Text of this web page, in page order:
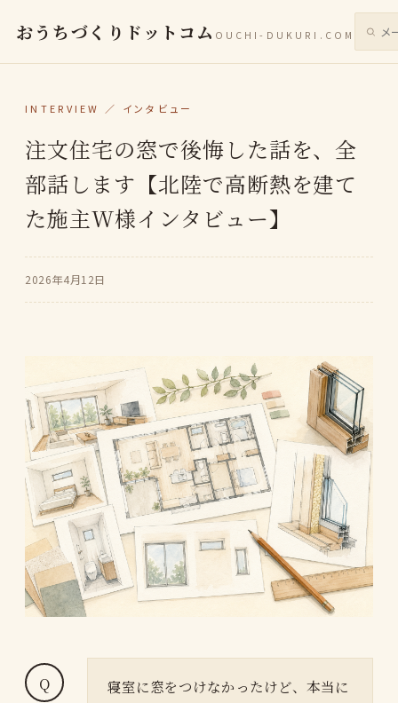
おうちづくりドットコム OUCHI-DUKURI.COM サイ
INTERVIEW ／ インタビュー
注文住宅の窓で後悔した話を、全
部話します【北陸で高断熱を建て
た施主W様インタビュー】
2026年4月12日
寝室に窓をつけなかったけど、本当に